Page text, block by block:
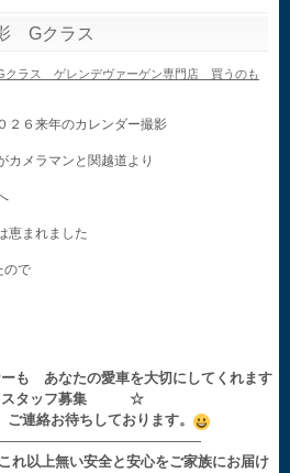
Gクラス
クラス ゲレンデヴァーゲン専門店 買うのも
２６来年のカレンダー撮影
カメラマンと関越道より
恵まれました
ので
も あなたの愛車を大切にしてくれます
ッフ募集 ☆
連絡お待ちしております。
れ以上無い安全と安心をご家族にお届け